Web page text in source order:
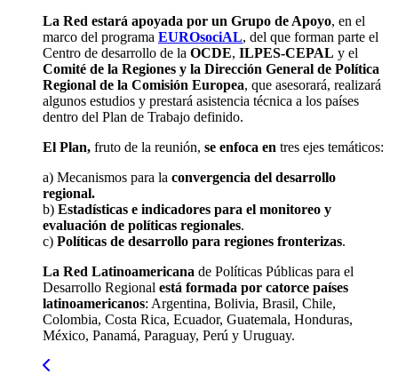
La Red estará apoyada por un Grupo de Apoyo, en el
marco del programa EUROsociAL, del que forman parte el
Centro de desarrollo de la OCDE, ILPES-CEPAL y el
Comité de la Regiones y la Dirección General de Política
Regional de la Comisión Europea, que asesorará, realizará
algunos estudios y prestará asistencia técnica a los países
dentro del Plan de Trabajo definido.
El Plan, fruto de la reunión, se enfoca en tres ejes temáticos:
a) Mecanismos para la convergencia del desarrollo
regional.
b) Estadísticas e indicadores para el monitoreo y
evaluación de políticas regionales.
c) Políticas de desarrollo para regiones fronterizas.
La Red Latinoamericana de Políticas Públicas para el
Desarrollo Regional está formada por catorce países
latinoamericanos: Argentina, Bolivia, Brasil, Chile,
Colombia, Costa Rica, Ecuador, Guatemala, Honduras,
México, Panamá, Paraguay, Perú y Uruguay.